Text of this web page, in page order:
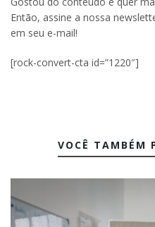
Então, assine a nossa
em seu e-mail!
[rock-convert-cta id=”1220″]
VOCÊ TAMBÉM